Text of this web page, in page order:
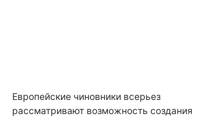
Европейские чиновники всерьез
рассматривают возможность создания